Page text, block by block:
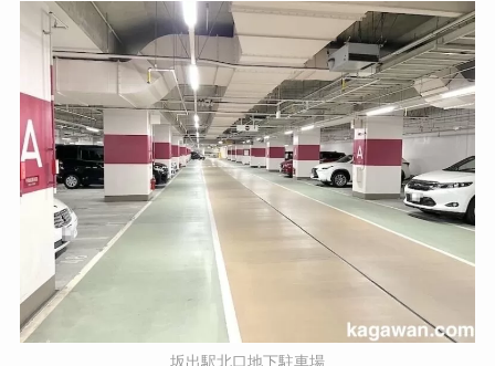
坂出駅北口地下駐車場